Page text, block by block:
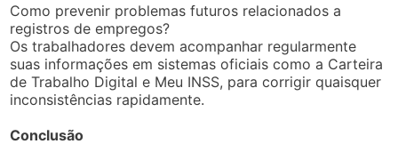
Como prevenir problemas futuros relacionados a
registros de empregos?
Os trabalhadores devem acompanhar regularmente
suas informações em sistemas oficiais como a Carteira
de Trabalho Digital e Meu INSS, para corrigir quaisquer
inconsistências rapidamente.
Conclusão